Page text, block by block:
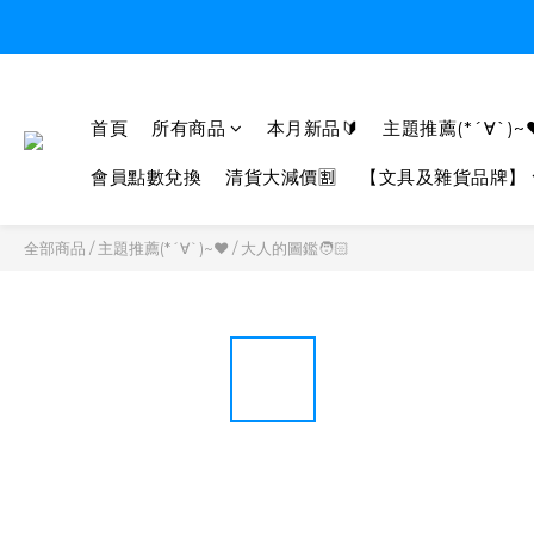
首頁 所有商品 本月新品🔰 主題推薦
會員點數兌換 清貨大減價🈹 【文具及雜貨品牌】
全部商品 /主題推薦(*´∀`)~♥ /大人的圖鑑🧑🏻